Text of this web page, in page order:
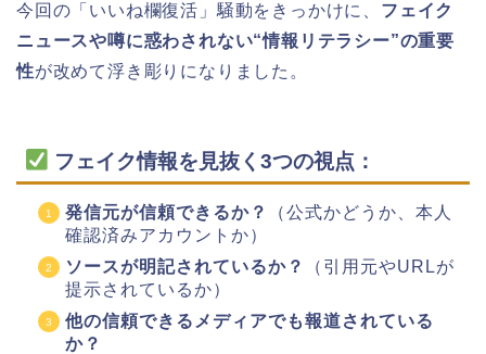
今回の「いいね欄復活」騒動をきっかけに、 フェイク
ニュースや噂に惑わされない“情報リテラシー”の重要
性が改めて浮き彫りになりました。
フェイク情報を見抜く3つの視点：
発信元が信頼できるか？
（公式かどうか、本人
確認済みアカウントか）
ソースが明記されているか？
（引用元やURLが
提示されているか）
他の信頼できるメディアでも報道されている
か？